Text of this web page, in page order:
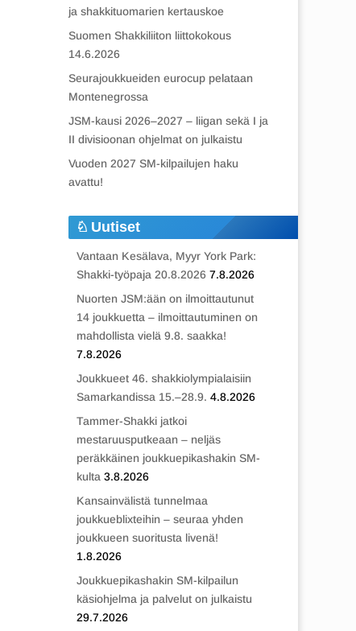
ja shakkituomarien kertauskoe
Suomen Shakkiliiton liittokokous
14.6.2026
Seurajoukkueiden eurocup pelataan
Montenegrossa
JSM-kausi 2026–2027 – liigan sekä I ja
II divisioonan ohjelmat on julkaistu
Vuoden 2027 SM-kilpailujen haku
avattu!
Uutiset
Vantaan Kesälava, Myyr York Park:
Shakki-työpaja 20.8.2026 7.8.2026
Nuorten JSM:ään on ilmoittautunut
14 joukkuetta – ilmoittautuminen on
mahdollista vielä 9.8. saakka!
7.8.2026
Joukkueet 46. shakkiolympialaisiin
Samarkandissa 15.–28.9. 4.8.2026
Tammer-Shakki jatkoi
mestaruusputkeaan – neljäs
peräkkäinen joukkuepikashakin SM-
kulta 3.8.2026
Kansainvälistä tunnelmaa
joukkueblixteihin – seuraa yhden
joukkueen suoritusta livenä!
1.8.2026
Joukkuepikashakin SM-kilpailun
käsiohjelma ja palvelut on julkaistu
29.7.2026